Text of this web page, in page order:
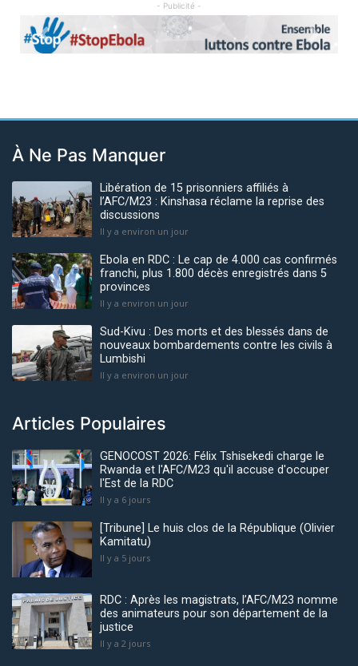
- Publicité -
Previous Next
À Ne Pas Manquer
Libération de 15 prisonniers affiliés à
l’AFC/M23 : Kinshasa réclame la reprise des
discussions
Il y a environ un jour
Ebola en RDC : Le cap de 4.000 cas confirmés
franchi, plus 1.800 décès enregistrés dans 5
provinces
Il y a environ un jour
Sud-Kivu : Des morts et des blessés dans de
nouveaux bombardements contre les civils à
Lumbishi
Il y a environ un jour
Articles Populaires
GENOCOST 2026: Félix Tshisekedi charge le
Rwanda et l'AFC/M23 qu'il accuse d'occuper
l'Est de la RDC
Il y a 6 jours
[Tribune] Le huis clos de la République (Olivier
Kamitatu)
Il y a 5 jours
RDC : Après les magistrats, l’AFC/M23 nomme
des animateurs pour son département de la
justice
Il y a 2 jours